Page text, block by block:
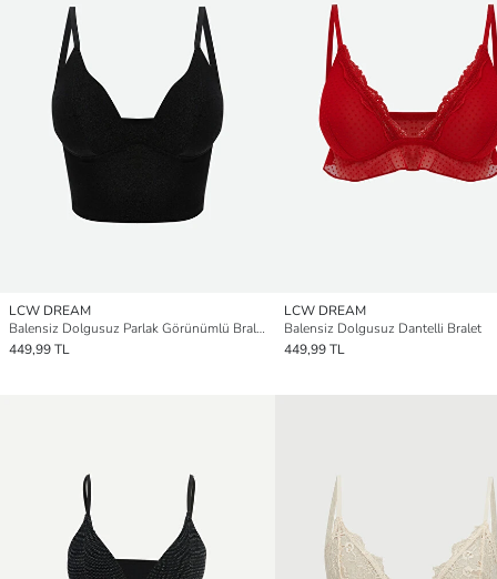
LCW DREAM
Balensiz Dolgusuz Parlak Görünümlü Bralet
449,99 TL
LCW DREAM
Balensiz Dolgusuz Dantelli Bralet
449,99 TL